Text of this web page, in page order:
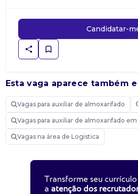
Candidatar-
Esta vaga aparece também
Vagas para auxiliar de almoxarifado
Vagas para auxiliar de almoxarifado em
Vagas na área de Logistica
Transforme seu
a atenção dos